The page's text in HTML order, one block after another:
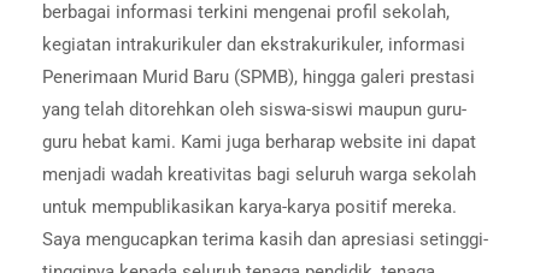
berbagai informasi terkini mengenai profil sekolah,
kegiatan intrakurikuler dan ekstrakurikuler, informasi
Penerimaan Murid Baru (SPMB), hingga galeri prestasi
yang telah ditorehkan oleh siswa-siswi maupun guru-
guru hebat kami. Kami juga berharap website ini dapat
menjadi wadah kreativitas bagi seluruh warga sekolah
untuk mempublikasikan karya-karya positif mereka.
Saya mengucapkan terima kasih dan apresiasi setinggi-